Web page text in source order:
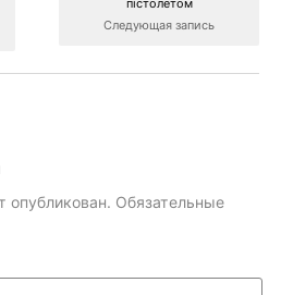
пістолетом
Следующая запись
опубликован. Обязательные